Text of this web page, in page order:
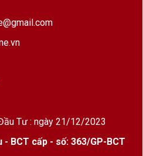
Tư : ngày 21/12/2023
- BCT cấp - số: 363/GP-BCT